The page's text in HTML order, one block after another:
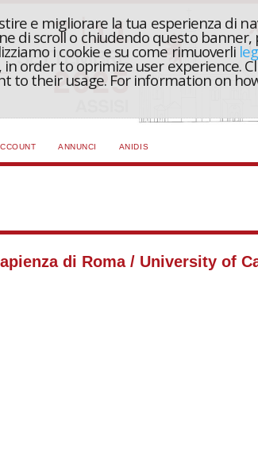
e migliorare la tua esperienza di
di scroll o chiudendo questo banner,
i cookie e su come rimuoverli
order to oprimize user experience.
to their usage. For information on
ANNUNCI ANIDIS
di Roma / University of